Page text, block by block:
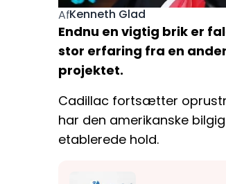
AfKenneth Glad
Endnu en vigtig brik er
stor erfaring fra en
projektet.
Cadillac fortsætter
har den amerikanske
etablerede hold.